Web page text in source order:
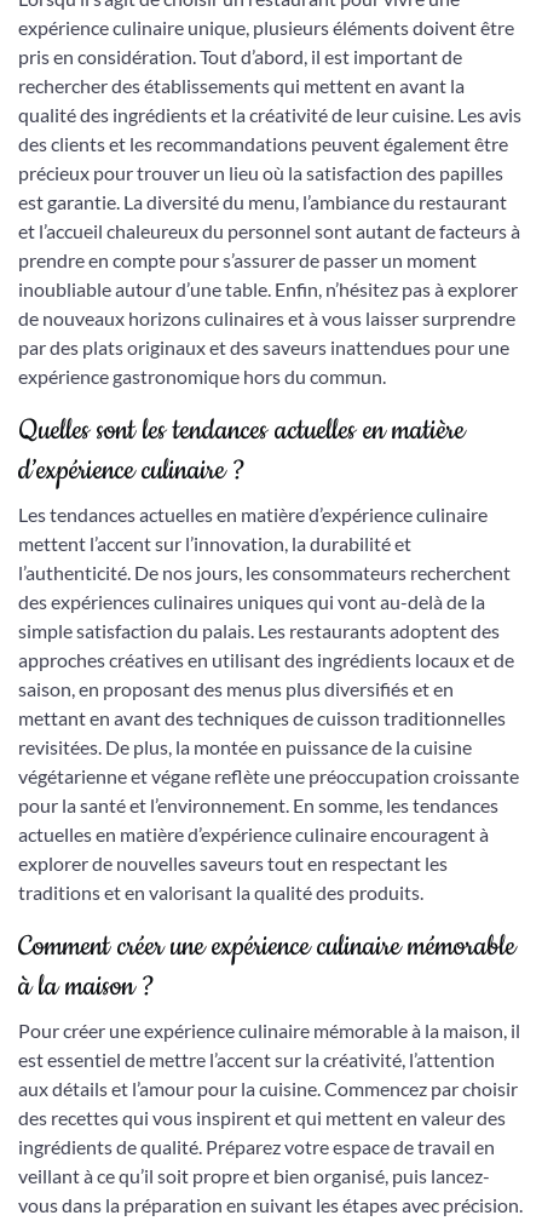
expérience culinaire unique, plusieurs éléments doivent être
pris en considération. Tout d’abord, il est important de
rechercher des établissements qui mettent en avant la
qualité des ingrédients et la créativité de leur cuisine. Les avis
des clients et les recommandations peuvent également être
précieux pour trouver un lieu où la satisfaction des papilles
est garantie. La diversité du menu, l’ambiance du restaurant
et l’accueil chaleureux du personnel sont autant de facteurs à
prendre en compte pour s’assurer de passer un moment
inoubliable autour d’une table. Enfin, n’hésitez pas à explorer
de nouveaux horizons culinaires et à vous laisser surprendre
par des plats originaux et des saveurs inattendues pour une
expérience gastronomique hors du commun.
Quelles sont les tendances actuelles en matière
d’expérience culinaire ?
Les tendances actuelles en matière d’expérience culinaire
mettent l’accent sur l’innovation, la durabilité et
l’authenticité. De nos jours, les consommateurs recherchent
des expériences culinaires uniques qui vont au-delà de la
simple satisfaction du palais. Les restaurants adoptent des
approches créatives en utilisant des ingrédients locaux et de
saison, en proposant des menus plus diversifiés et en
mettant en avant des techniques de cuisson traditionnelles
revisitées. De plus, la montée en puissance de la cuisine
végétarienne et végane reflète une préoccupation croissante
pour la santé et l’environnement. En somme, les tendances
actuelles en matière d’expérience culinaire encouragent à
explorer de nouvelles saveurs tout en respectant les
traditions et en valorisant la qualité des produits.
Comment créer une expérience culinaire mémorable
à la maison ?
Pour créer une expérience culinaire mémorable à la maison, il
est essentiel de mettre l’accent sur la créativité, l’attention
aux détails et l’amour pour la cuisine. Commencez par choisir
des recettes qui vous inspirent et qui mettent en valeur des
ingrédients de qualité. Préparez votre espace de travail en
veillant à ce qu’il soit propre et bien organisé, puis lancez-
vous dans la préparation en suivant les étapes avec précision.